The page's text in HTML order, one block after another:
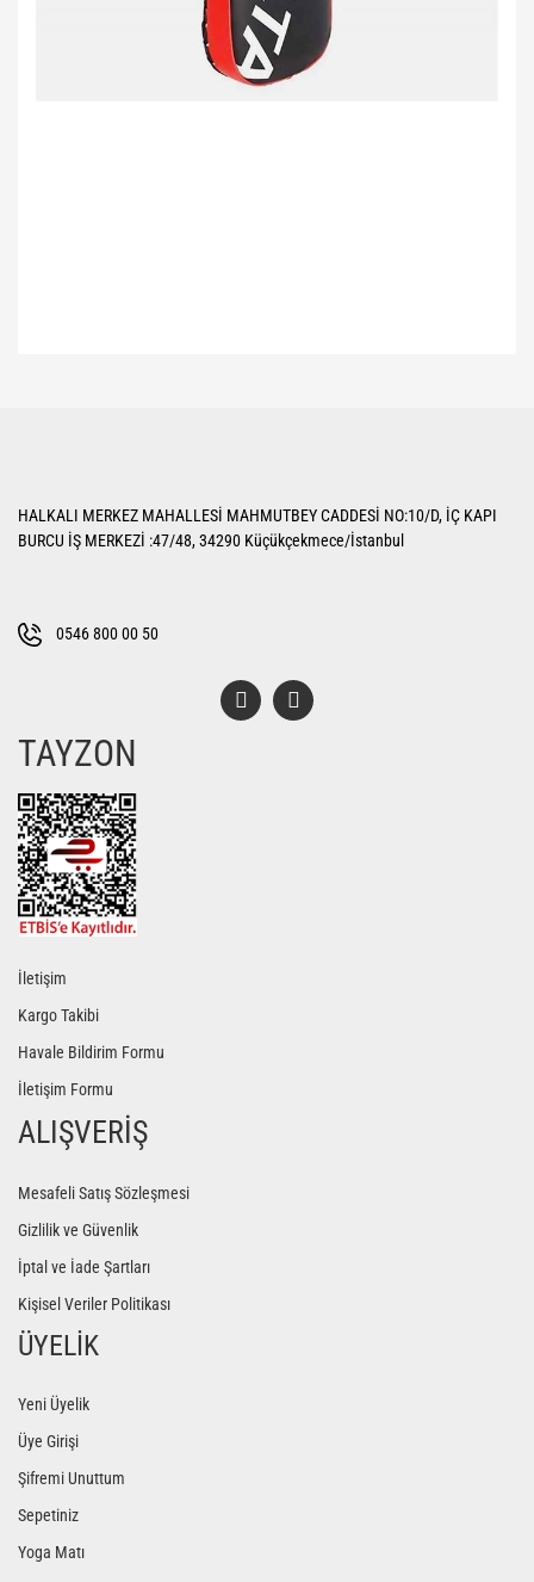
Ürün açıklamasında eksik bilgiler bulunuyor.
Bu ürüne benzer farklı alternatifler olmalı.
HALKALI MERKEZ MAHALLESİ MAHMUTBEY CADDESİ NO:10/D, İÇ KAPI
BURCU İŞ MERKEZİ :47/48, 34290 Küçükçekmece/İstanbul
0546 800 00 50
TAYZON
İletişim
Kargo Takibi
Havale Bildirim Formu
İletişim Formu
ALIŞVERİŞ
Mesafeli Satış Sözleşmesi
Gizlilik ve Güvenlik
İptal ve İade Şartları
Kişisel Veriler Politikası
ÜYELİK
Yeni Üyelik
Üye Girişi
Şifremi Unuttum
Sepetiniz
Yoga Matı